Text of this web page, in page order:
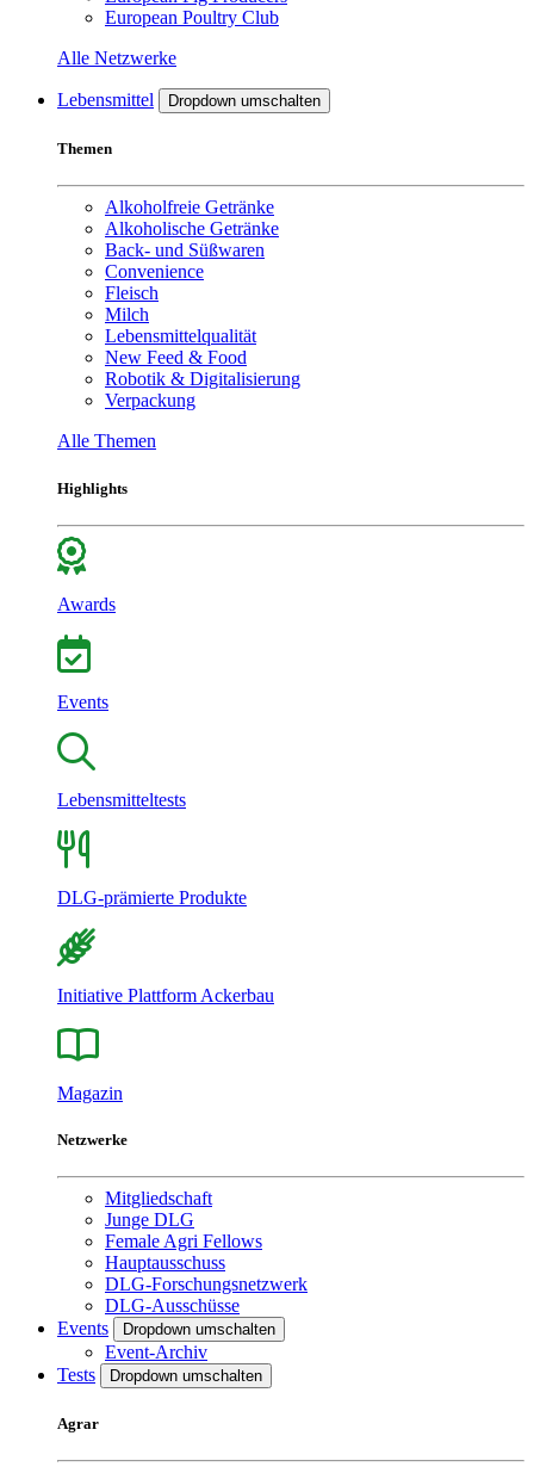
European Poultry Club
Alle Netzwerke
Lebensmittel Dropdown umschalten
Themen
Alkoholfreie Getränke
Alkoholische Getränke
Back- und Süßwaren
Convenience
Fleisch
Milch
Lebensmittelqualität
New Feed & Food
Robotik & Digitalisierung
Verpackung
Alle Themen
Highlights
Awards
Events
Lebensmitteltests
DLG-prämierte Produkte
Initiative Plattform Ackerbau
Magazin
Netzwerke
Mitgliedschaft
Junge DLG
Female Agri Fellows
Hauptausschuss
DLG-Forschungsnetzwerk
DLG-Ausschüsse
Events
Dropdown umschalten
Event-Archiv
Tests
Dropdown umschalten
Agrar